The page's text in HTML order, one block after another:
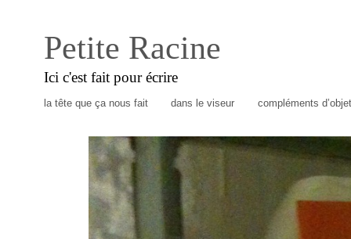
Petite Racine
Ici c'est fait pour écrire
la tête que ça nous fait dans le viseur compléments